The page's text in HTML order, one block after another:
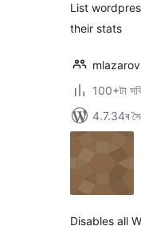
List
their stats
mlazarov
100+টা
4.7.34ৰ
Disables all